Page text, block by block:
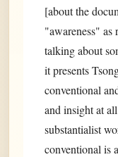
[about the
"awareness"
talking about
it presents
conventional
and insight at
substantialist
conventional is